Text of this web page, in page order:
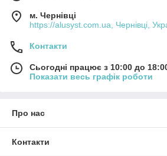
м. Чернівці
https://alusyst.com.ua, Чернівці,
Контакти
Сьогодні працює з 10:00 до
Показати весь графік роботи
Про нас
Контакти